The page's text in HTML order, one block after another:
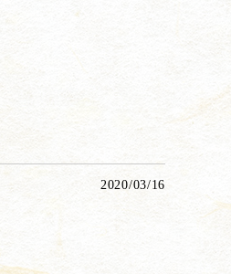
2020/03/16